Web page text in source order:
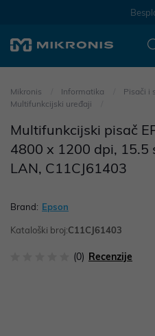
Mikronis Informatika
Pisači i
Multifunkcijski uređaji
Multifunkcijski pisač
4800 x 1200 dpi, 15.5
LAN, C11CJ61403
Brand: Epson
Kataloški broj:C11CJ61403
(0) Recenzije